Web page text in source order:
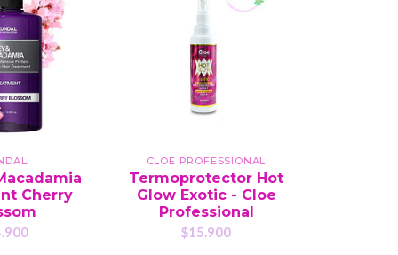
Cherry
CLOE PROFESSIONAL
Termoprotector Hot
Glow Exotic - Cloe
Professional
$15.900